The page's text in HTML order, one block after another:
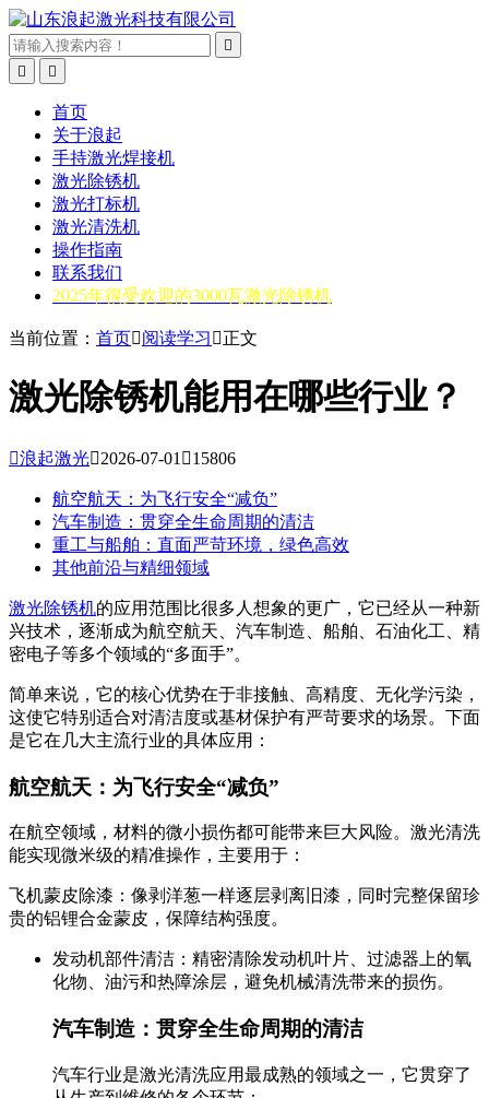



首页
关于浪起
手持激光焊接机
激光除锈机
激光打标机
激光清洗机
操作指南
联系我们
2025年很受欢迎的3000瓦激光除锈机
当前位置： 首页阅读学习 正文
激光除锈机能用在哪些行业？
浪起激光2026-07-01 15806
航空航天：为飞行安全“减负”
汽车制造：贯穿全生命周期的清洁
重工与船舶：直面严苛环境，绿色高效
其他前沿与精细领域
激光除锈机的应用范围比很多人想象的更广，它已经从一种新
兴技术，逐渐成为航空航天、汽车制造、船舶、石油化工、精
密电子等多个领域的“多面手”。
简单来说，它的核心优势在于非接触、高精度、无化学污染，
这使它特别适合对清洁度或基材保护有严苛要求的场景。下面
是它在几大主流行业的具体应用：
航空航天：为飞行安全“减负”
在航空领域，材料的微小损伤都可能带来巨大风险。激光清洗
能实现微米级的精准操作，主要用于：
飞机蒙皮除漆：像剥洋葱一样逐层剥离旧漆，同时完整保留珍
贵的铝锂合金蒙皮，保障结构强度。
发动机部件清洁：精密清除发动机叶片、过滤器上的氧
化物、油污和热障涂层，避免机械清洗带来的损伤。
汽车制造：贯穿全生命周期的清洁
汽车行业是激光清洗应用最成熟的领域之一，它贯穿了